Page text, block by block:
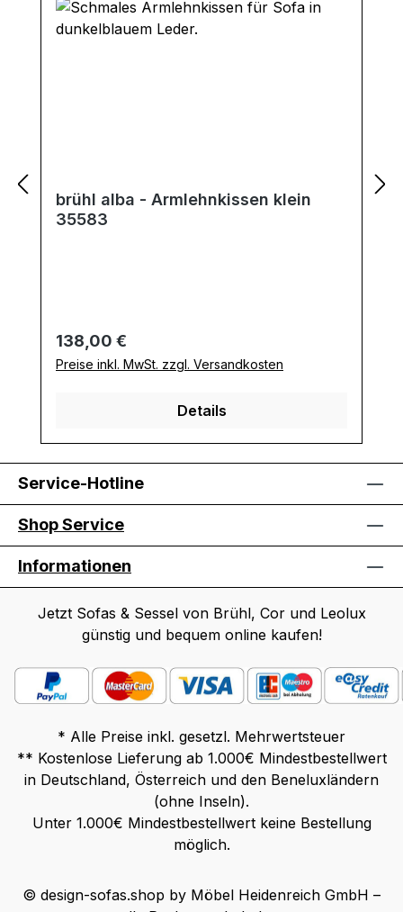
brühl alba - Armlehnkissen klein
35583
Regulärer Preis:
138,00 €
Preise inkl. MwSt. zzgl. Versandkosten
Details
Service-Hotline
Shop Service
Informationen
Jetzt Sofas & Sessel von Brühl, Cor und Leolux
günstig und bequem online kaufen!
* Alle Preise inkl. gesetzl. Mehrwertsteuer
** Kostenlose Lieferung ab 1.000€ Mindestbestellwert
in Deutschland, Österreich und den Beneluxländern
(ohne Inseln).
Unter 1.000€ Mindestbestellwert keine Bestellung
möglich.
© design-sofas.shop by Möbel Heidenreich GmbH –